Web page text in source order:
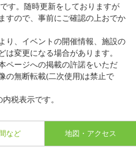
す。随時更新をしておりますが
すので、事前にご確認の上おでか
り、イベントの開催情報、施設の
変更になる場合があります。
ページへの掲載の許諾をいただ
の無断転載(二次使用)は禁止で
税表示です。
など 地図・アクセス